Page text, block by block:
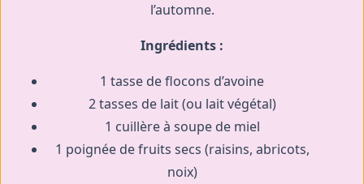
l’automne.
Ingrédients :
1 tasse de flocons d’avoine
2 tasses de lait (ou lait végétal)
1 cuillère à soupe de miel
1 poignée de fruits secs (raisins, abricots,
noix)